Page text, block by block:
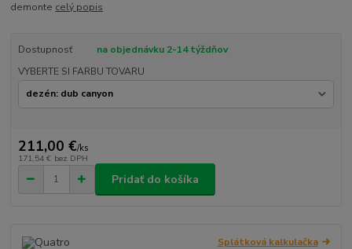
demonte celý popis
Dostupnosť
na objednávku 2-14 týždňov
VYBERTE SI FARBU TOVARU
211,00 €/ks
171,54 € bez DPH
Pridať do košíka
Splátková kalkulačka